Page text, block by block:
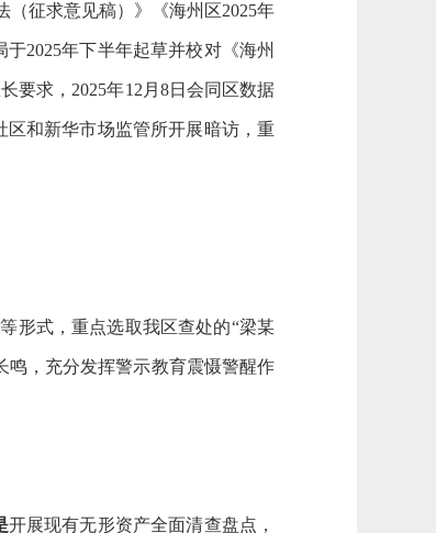
（征求意见稿）》《海州区2025年
2025年下半年起草并校对《海州
要求，2025年12月8日会同区数据
和新华市场监管所开展暗访，重
形式，重点选取我区查处的“梁某
鸣，充分发挥警示教育震慑警醒作
开展现有无形资产全面清查盘点，